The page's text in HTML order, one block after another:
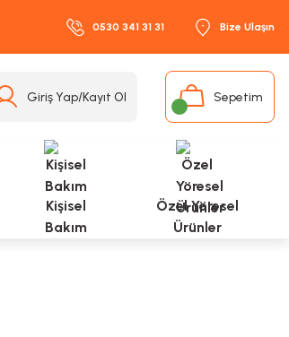
0530 341 31 31 Bize Ulaşın
Giriş Yap/Kayıt Ol Sepetim
Kişisel
Bakım
Özel Yöresel
Ürünler